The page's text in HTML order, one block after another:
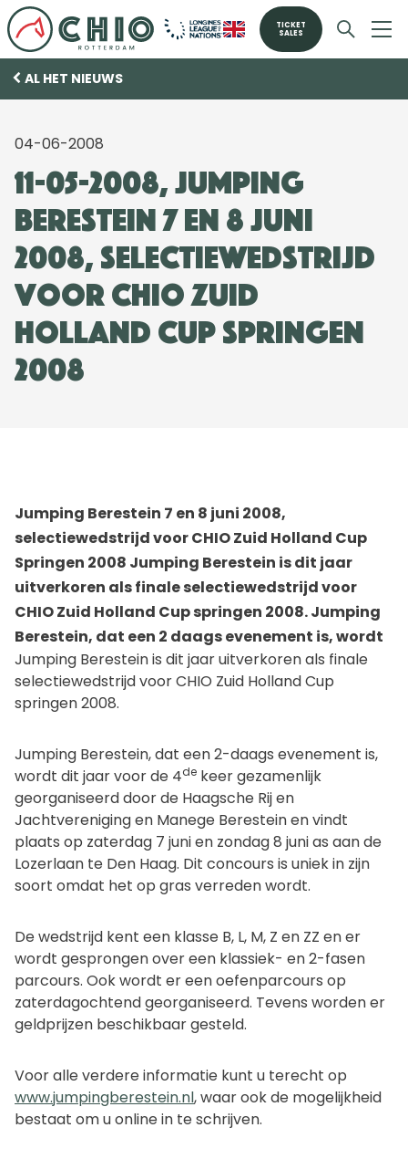
TICKET
SALES
AL HET NIEUWS
04-06-2008
11-05-2008, Jumping
Berestein 7 en 8 juni
2008, selectiewedstrijd
voor CHIO Zuid
Holland Cup Springen
2008
Jumping Berestein 7 en 8 juni 2008,
selectiewedstrijd voor CHIO Zuid Holland Cup
Springen 2008 Jumping Berestein is dit jaar
uitverkoren als finale selectiewedstrijd voor
CHIO Zuid Holland Cup springen 2008. Jumping
Berestein, dat een 2 daags evenement is, wordt
Jumping Berestein is dit jaar uitverkoren als finale
selectiewedstrijd voor CHIO Zuid Holland Cup
springen 2008.
Jumping Berestein, dat een 2-daags evenement is,
wordt dit jaar voor de 4de keer gezamenlijk
georganiseerd door de Haagsche Rij en
Jachtvereniging en Manege Berestein en vindt
plaats op zaterdag 7 juni en zondag 8 juni as aan de
Lozerlaan te Den Haag. Dit concours is uniek in zijn
soort omdat het op gras verreden wordt.
De wedstrijd kent een klasse B, L, M, Z en ZZ en er
wordt gesprongen over een klassiek- en 2-fasen
parcours. Ook wordt er een oefenparcours op
zaterdagochtend georganiseerd. Tevens worden er
geldprijzen beschikbaar gesteld.
Voor alle verdere informatie kunt u terecht op
www.jumpingberestein.nl, waar ook de mogelijkheid
bestaat om u online in te schrijven.